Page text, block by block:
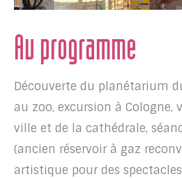
Au programme
Découverte du planétarium
au zoo, excursion à Cologne,
ville et de la cathédrale,
(ancien réservoir à gaz
artistique pour des